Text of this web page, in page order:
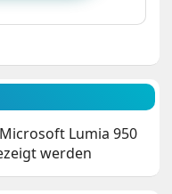
Microsoft Lumia 950
werden